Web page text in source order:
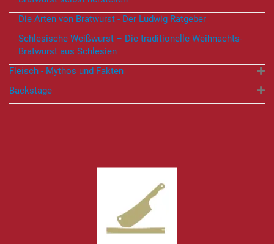
Die Arten von Bratwurst - Der Ludwig Ratgeber
Schlesische Weißwurst – Die traditionelle Weihnachts-
Bratwurst aus Schlesien
Fleisch - Mythos und Fakten
Backstage